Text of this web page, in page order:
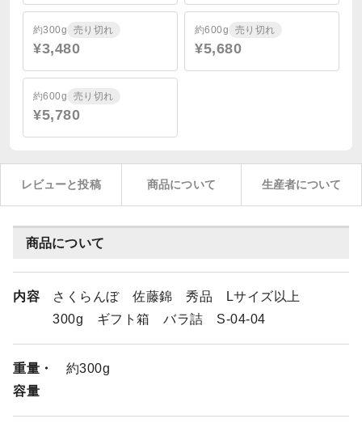
約300g 売り切れ
¥3,480
約600g 売り切れ
¥5,680
約600g 売り切れ
¥5,780
レビューと投稿 商品について 生産者について
商品について
内容
さくらんぼ 佐藤錦 秀品 Lサイズ以上
300g ギフト箱 バラ詰 S-04-04
重量・
容量
約300g